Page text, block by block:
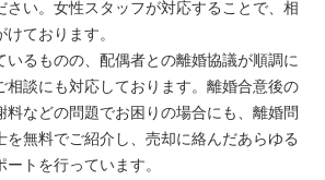
い。女性スタッフが対応することで、相
ております。
いるものの、配偶者との離婚協議が順調に
談にも対応しております。離婚合意後の
などの問題でお困りの場合にも、離婚問
無料でご紹介し、売却に絡んだあらゆる
トを行っています。